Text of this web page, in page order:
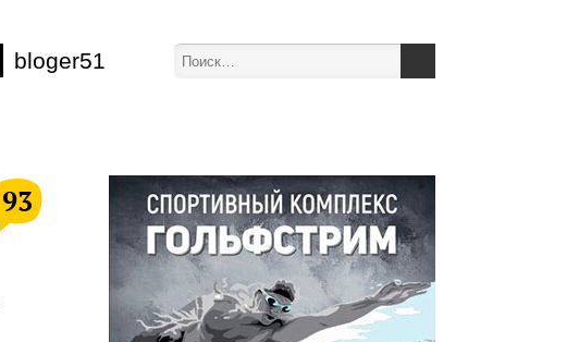
bloger51
93